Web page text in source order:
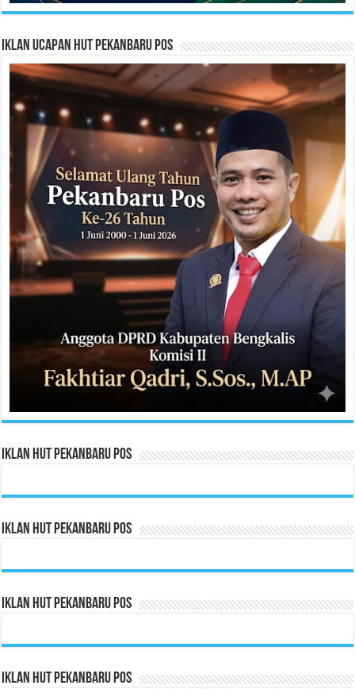
Iklan Ucapan HUT Pekanbaru Pos
Iklan HUT Pekanbaru Pos
Iklan HUT Pekanbaru Pos
Iklan HUT Pekanbaru Pos
Iklan HUT Pekanbaru Pos